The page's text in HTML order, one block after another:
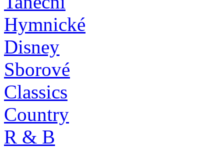
Hymnické
Disney
Sborové
Classics
Country
R & B